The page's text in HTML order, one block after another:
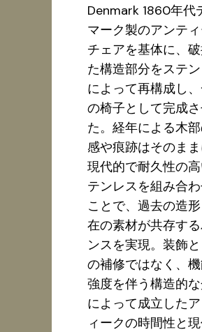
Denmark 1860年代
マーク製のアンテ
チェアを基体に、
た構造部分をステ
によって再構成し
の椅子として完成
た。経年による木
感や痕跡はそのまま
現代的で耐久性の
テンレスを組み合
ことで、過去の造
在の素材が共存す
ンスを実現。装飾
の補修ではなく、機
強度を伴う構造的
によって成立した
ィークの時間性と